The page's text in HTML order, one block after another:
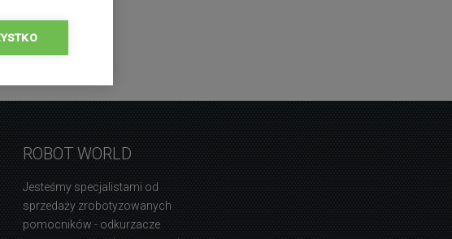
ROBOT WORLD
Jesteśmy specjalistami od
sprzedaży zrobotyzowanych
pomocników - odkurzacze